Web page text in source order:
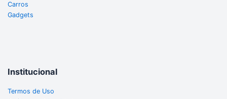
Carros
Gadgets
Institucional
Termos de Uso